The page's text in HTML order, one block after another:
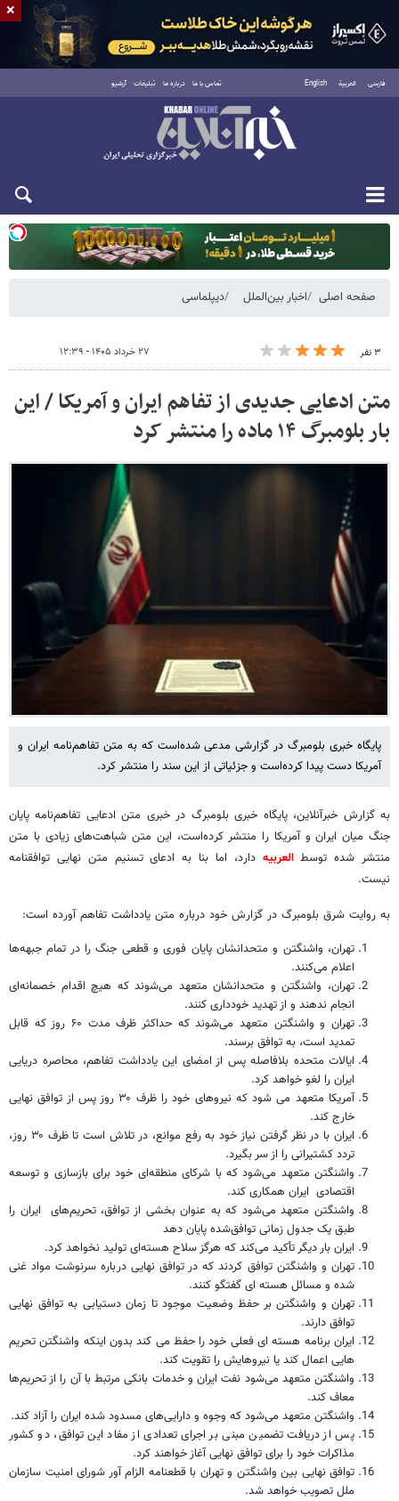
فارسی العربية English تماس با ما درباره ما تبلیغات آرشیو
یکشنبه ۱۸ مرداد ۱۴۰۵
صفحه اصلی اخبار بین‌الملل دیپلماسی
۳ نفر ۲۷ خرداد ۱۴۰۵ - ۱۲:۳۹
متن ادعایی جدیدی از تفاهم ایران و آمریکا / این
بار بلومبرگ ۱۴ ماده را منتشر کرد
پایگاه خبری بلومبرگ در گزارشی مدعی شده‌است که به متن تفاهم‌نامه ایران و
آمریکا دست پیدا کرده‌است و جزئیاتی از این سند را منتشر کرد.
به گزارش خبرآنلاین، پایگاه خبری بلومبرگ در خبری متن ادعایی تفاهم‌نامه پایان
جنگ میان ایران و آمریکا را منتشر کرده‌است، این متن شباهت‌های زیادی با متن
منتشر شده توسطالعربیه دارد، اما بنا به ادعای تسنیم متن نهایی توافقنامه
نیست.
به روایت شرق بلومبرگ در گزارش خود درباره متن یادداشت تفاهم آورده است:
تهران، واشنگتن و متحدانشان پایان فوری و قطعی جنگ را در تمام جبهه‌ها
اعلام می‌کنند.
تهران، واشنگتن و متحدانشان متعهد می‌شوند که هیچ اقدام خصمانه‌ای
انجام ندهند و از تهدید خودداری کنند.
تهران و واشنگتن متعهد می‌شوند که حداکثر ظرف مدت ۶۰ روز که قابل
تمدید است، به توافق برسند.
ایالات متحده بلافاصله پس از امضای این یادداشت تفاهم، محاصره دریایی
ایران را لغو خواهد کرد.
آمریکا متعهد می شود که نیروهای خود را ظرف ۳۰ روز پس از توافق نهایی
خارج کند.
ایران با در نظر گرفتن نیاز خود به رفع موانع، در تلاش است تا ظرف ۳۰ روز،
تردد کشتیرانی را از سر بگیرد.
واشنگتن متعهد می‌شود که با شرکای منطقه‌ای خود برای بازسازی و توسعه
اقتصادی ایران همکاری کند.
واشنگتن متعهد می‌شود که به عنوان بخشی از توافق، تحریم‌های ایران را
طبق یک جدول زمانی توافق‌شده پایان دهد
ایران بار دیگر تأکید می‌کند که هرگز سلاح هسته‌ای تولید نخواهد کرد.
تهران و واشنگتن توافق کردند که در توافق نهایی درباره سرنوشت مواد غنی
شده و مسائل هسته ای گفتگو کنند.
تهران و واشنگتن بر حفظ وضعیت موجود تا زمان دستیابی به توافق نهایی
توافق دارند.
ایران برنامه هسته ای فعلی خود را حفظ می کند بدون اینکه واشنگتن تحریم
هایی اعمال کند یا نیروهایش را تقویت کند.
واشنگتن متعهد می‌شود نفت ایران و خدمات بانکی مرتبط با آن را از تحریم‌ها
معاف کند.
واشنگتن متعهد می‌شود که وجوه و دارایی‌های مسدود شده ایران را آزاد کند.
پس از دریافت تضمین مبنی بر اجرای تعدادی از مفاد این توافق، دو کشور
مذاکرات خود را برای توافق نهایی آغاز خواهند کرد.
توافق نهایی بین واشنگتن و تهران با قطعنامه الزام آور شورای امنیت سازمان
ملل تصویب خواهد شد.
×